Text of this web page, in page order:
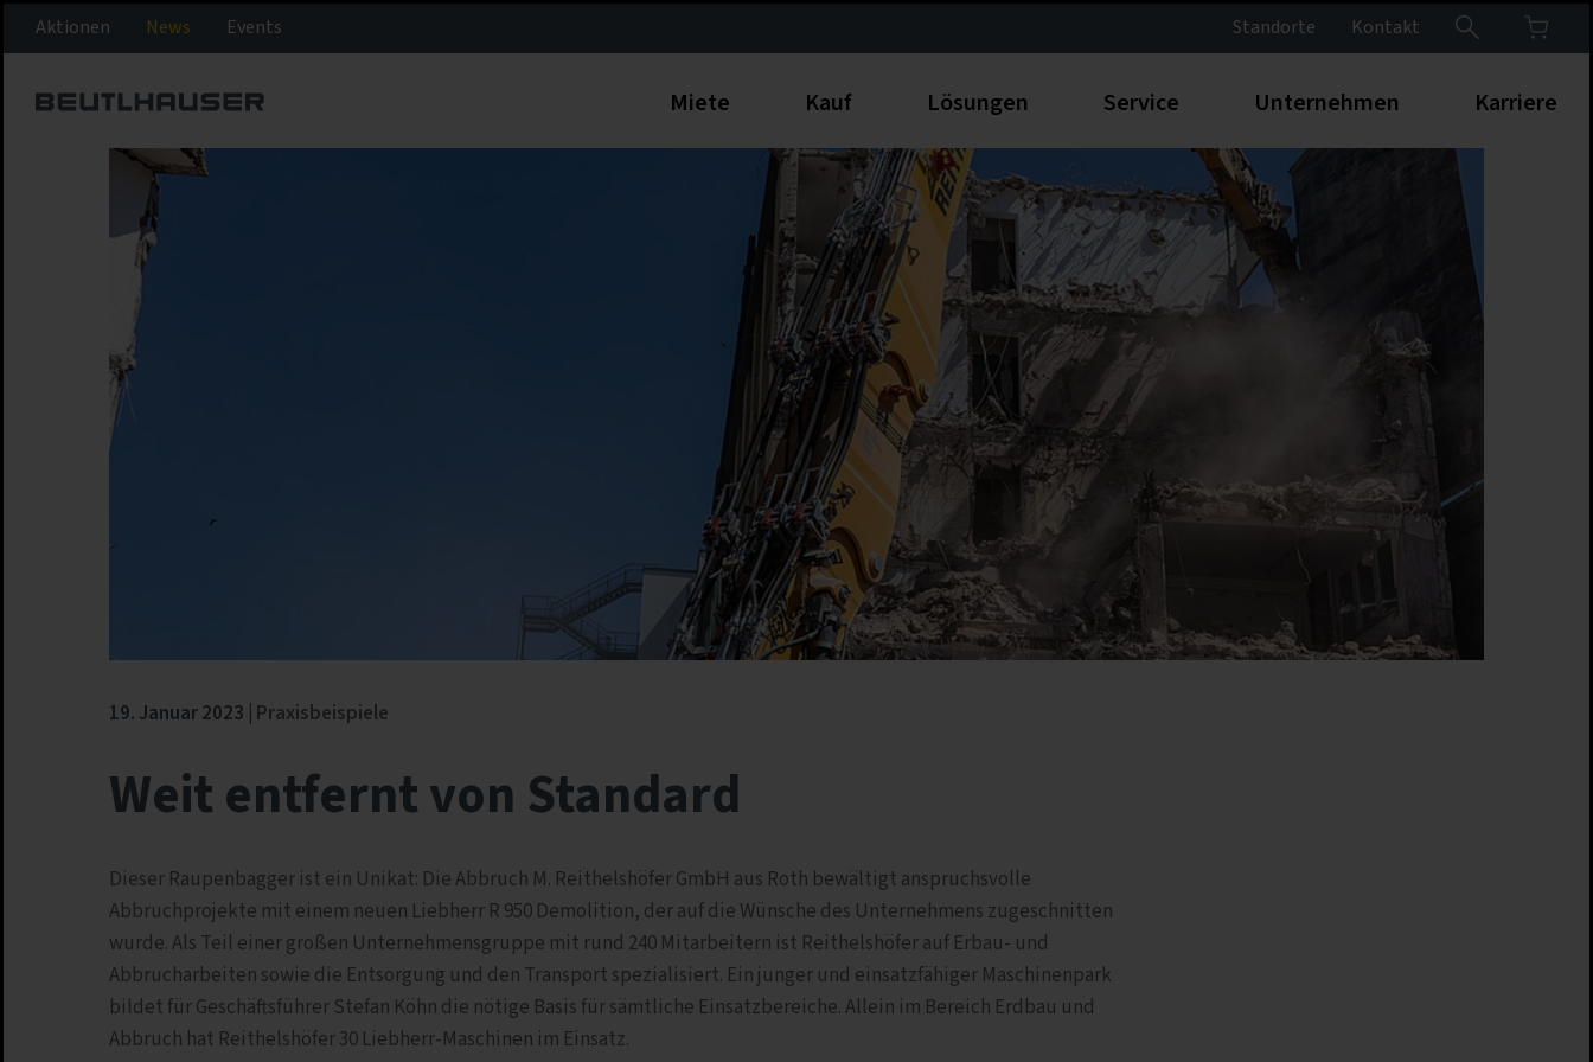
Aktionen News Events Standorte Kontakt
Miete Kauf Lösungen Service Unternehmen Karriere
19. Januar 2023 Praxisbeispiele
Weit entfernt von Standard
Dieser Raupenbagger ist ein Unikat: Die Abbruch M. Reithelshöfer GmbH aus Roth bewältigt anspruchsvolle
Abbruchprojekte mit einem neuen Liebherr R 950 Demolition, der auf die Wünsche des Unternehmens zugeschnitten
wurde. Als Teil einer großen Unternehmensgruppe mit rund 240 Mitarbeitern ist Reithelshöfer auf Erbau- und
Abbrucharbeiten sowie die Entsorgung und den Transport spezialisiert. Ein junger und einsatzfähiger Maschinenpark
bildet für Geschäftsführer Stefan Köhn die nötige Basis für sämtliche Einsatzbereiche. Allein im Bereich Erdbau und
Abbruch hat Reithelshöfer 30 Liebherr-Maschinen im Einsatz.